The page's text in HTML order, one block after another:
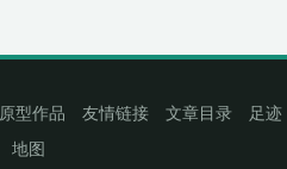
原型作品 友情链接 文章目录
足迹
地图